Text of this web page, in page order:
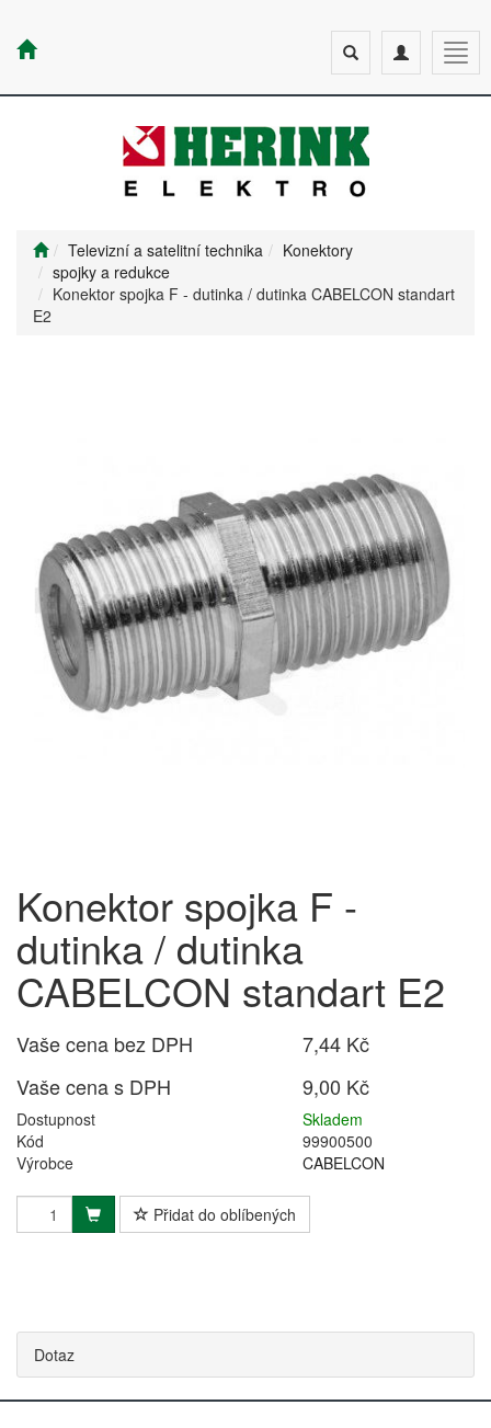
Toggle
navigation
Toggle
search
Televizní a satelitní technika
Konektory
spojky a redukce
Konektor spojka F - dutinka / dutinka CABELCON standart
E2
Konektor spojka F -
dutinka / dutinka
CABELCON standart E2
Vaše cena bez DPH
7,44 Kč
Vaše cena s DPH
9,00 Kč
Dostupnost
Skladem
Kód
99900500
Výrobce
CABELCON
Přidat do oblíbených
Dotaz